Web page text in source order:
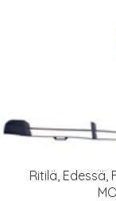
Ritilä, Edessä,